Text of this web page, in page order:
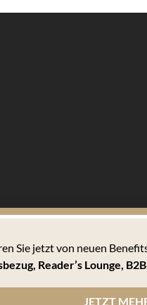
bieten. Hierbei handelt es
Sie sämtlichen Cookies
Sie jetzt von neuen
Reader’s Lounge,
JETZT